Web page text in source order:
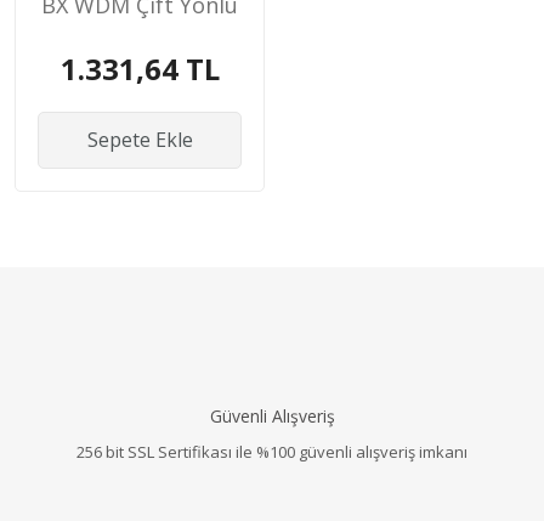
1.331,64 TL
Sepete Ekle
Güvenli Alışveriş
256 bit SSL Sertifikası ile %100 güvenli alışveriş imkanı